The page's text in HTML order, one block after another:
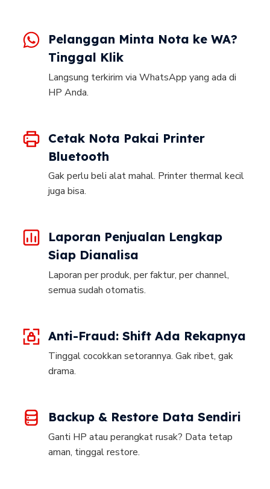
Pelanggan Minta Nota ke WA?
Tinggal Klik
Langsung terkirim via WhatsApp yang ada di
HP Anda.
Cetak Nota Pakai Printer
Bluetooth
Gak perlu beli alat mahal. Printer thermal kecil
juga bisa.
Laporan Penjualan Lengkap
Siap Dianalisa
Laporan per produk, per faktur, per channel,
semua sudah otomatis.
Anti-Fraud: Shift Ada Rekapnya
Tinggal cocokkan setorannya. Gak ribet, gak
drama.
Backup & Restore Data Sendiri
Ganti HP atau perangkat rusak? Data tetap
aman, tinggal restore.